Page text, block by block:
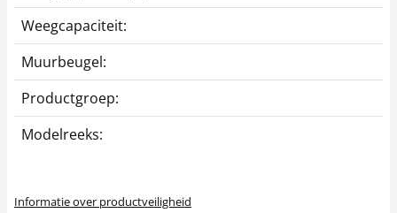
Weegcapaciteit:
Muurbeugel:
Productgroep:
Modelreeks:
Informatie over productveiligheid